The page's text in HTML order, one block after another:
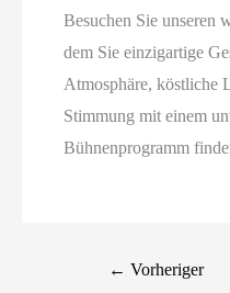
Besuchen Sie unseren
dem Sie einzigartige
Atmosphäre, köstliche
Stimmung mit einem
Bühnenprogramm
← Vorheriger